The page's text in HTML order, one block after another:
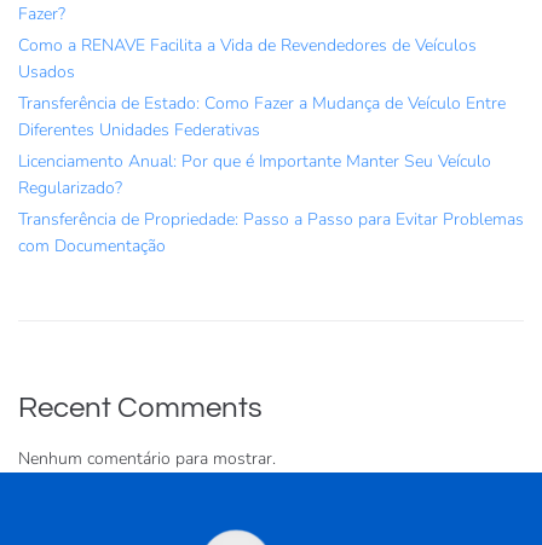
Fazer?
Como a RENAVE Facilita a Vida de Revendedores de Veículos
Usados
Transferência de Estado: Como Fazer a Mudança de Veículo Entre
Diferentes Unidades Federativas
Licenciamento Anual: Por que é Importante Manter Seu Veículo
Regularizado?
Transferência de Propriedade: Passo a Passo para Evitar Problemas
com Documentação
Recent Comments
Nenhum comentário para mostrar.